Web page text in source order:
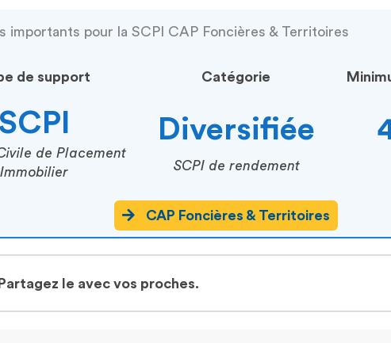
importants pour la SCPI CAP Foncières & Territoires
de support
SCPI
de Placement
Immobilier
Catégorie
Diversifiée
SCPI de rendement
CAP Foncières & Territoires
le avec vos proches.